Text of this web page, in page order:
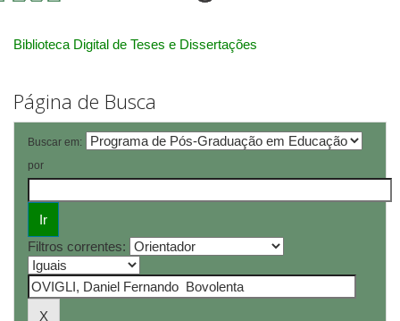
Biblioteca Digital de Teses e Dissertações
Página de Busca
Buscar em:
por
Filtros correntes: